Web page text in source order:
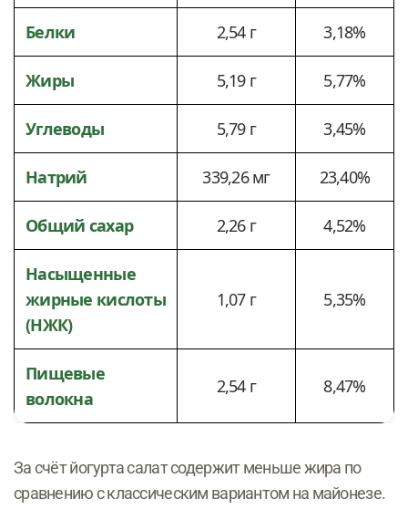
Белки 2,54 г 3,18%
Жиры 5,19 г 5,77%
Углеводы 5,79 г 3,45%
Натрий 339,26 мг 23,40%
Общий сахар 2,26 г 4,52%
Насыщенные
жирные кислоты
(НЖК)
1,07 г 5,35%
Пищевые
волокна
2,54 г 8,47%
За счёт йогурта салат содержит меньше жира по
сравнению с классическим вариантом на майонезе.